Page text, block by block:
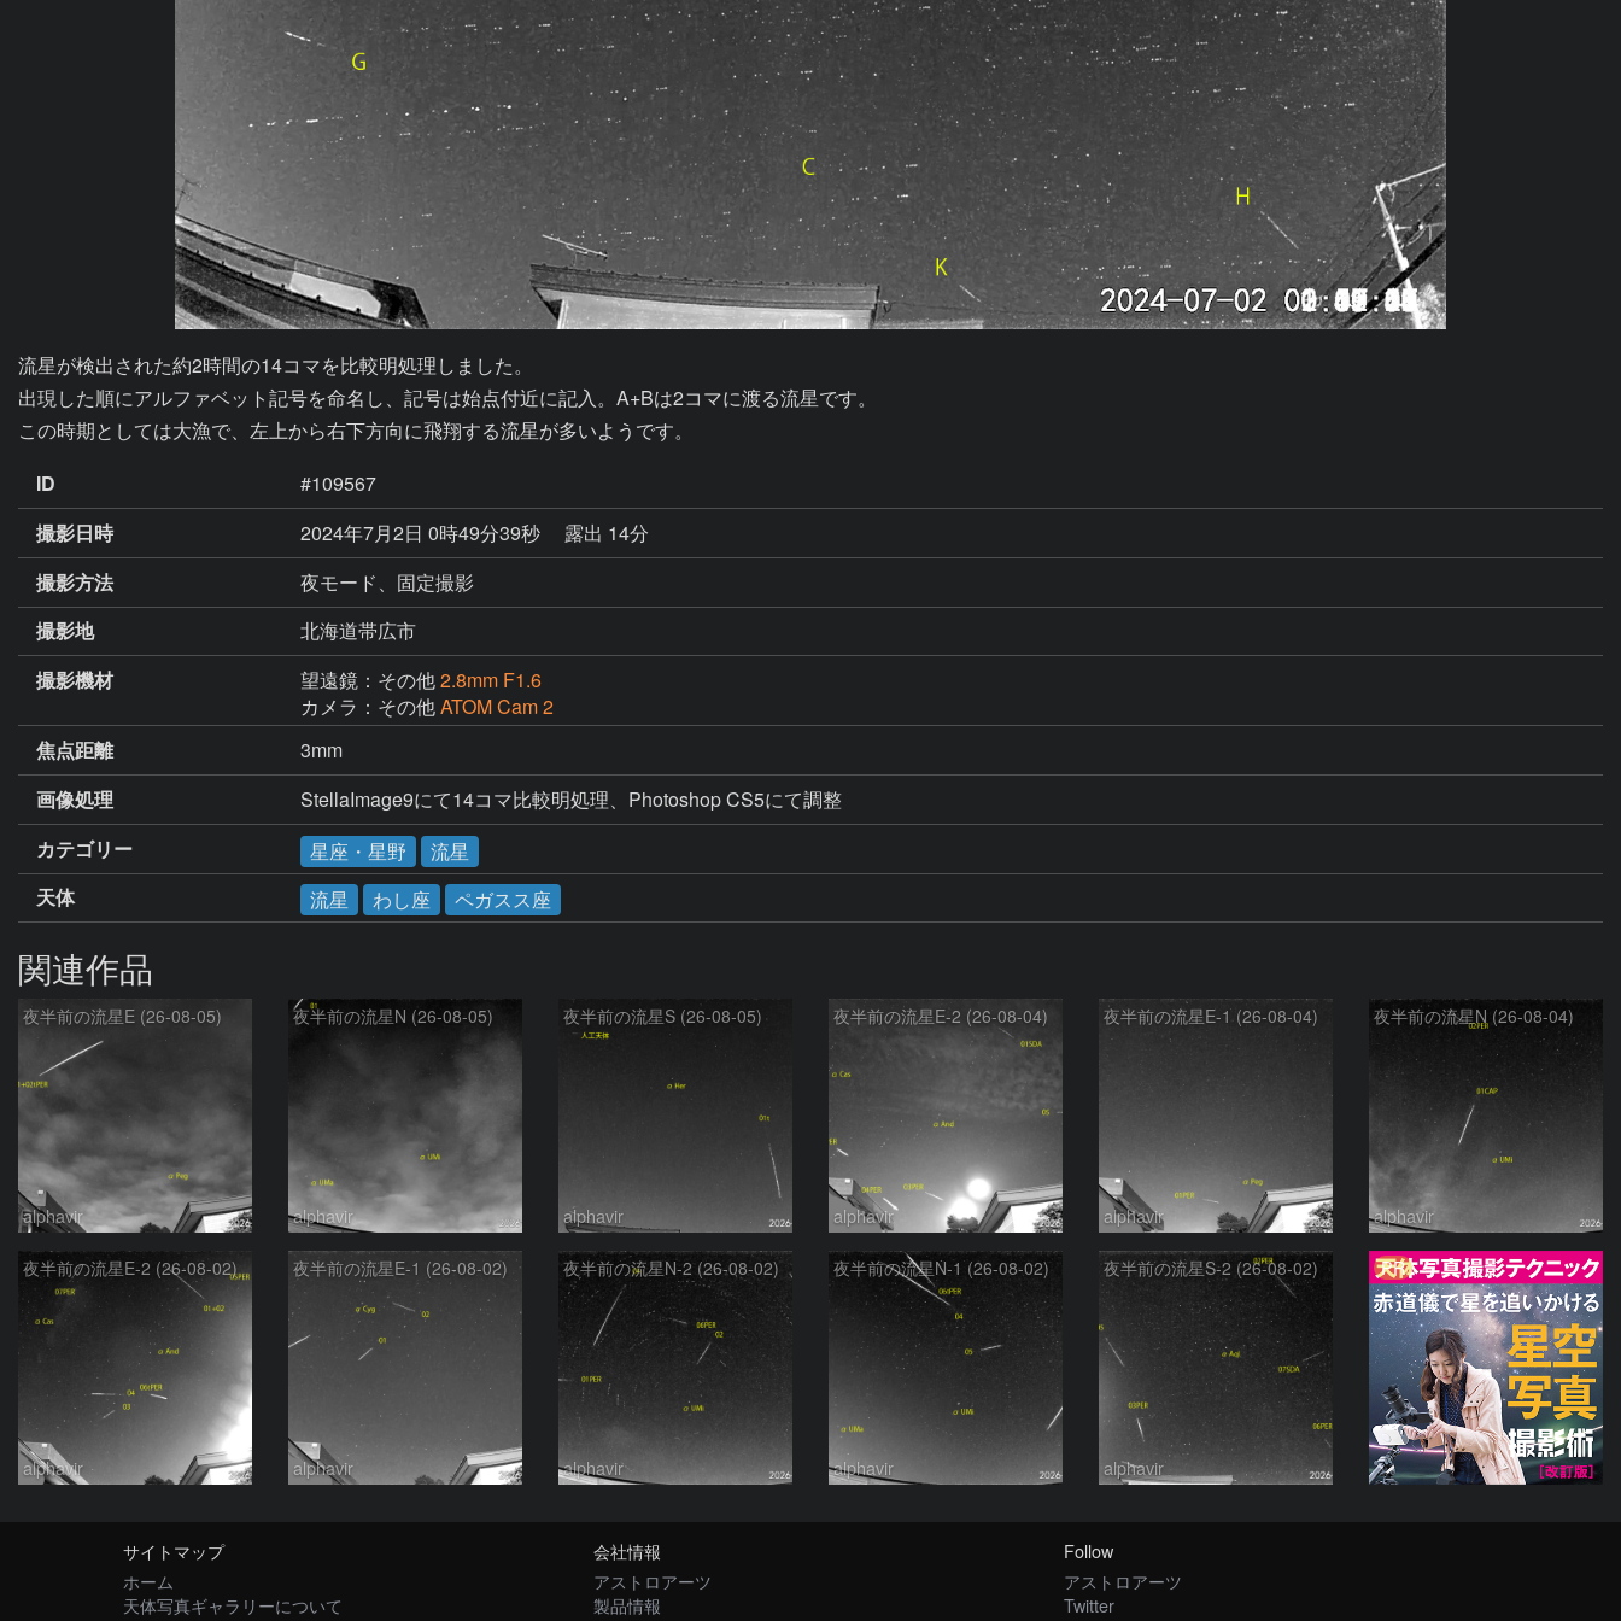
流星が検出された約2時間の14コマを比較明処理しました。
出現した順にアルファベット記号を命名し、記号は始点付近に記入。A+Bは2コマに渡る流星です。
この時期としては大漁で、左上から右下方向に飛翔する流星が多いようです。
ID
#109567
撮影日時
2024年7月2日 0時49分39秒
露出 14分
撮影方法
夜モード、固定撮影
撮影地
北海道帯広市
撮影機材
望遠鏡：その他2.8mm F1.6
カメラ：その他ATOM Cam 2
焦点距離
3mm
画像処理
StellaImage9にて14コマ比較明処理、Photoshop CS5にて調整
カテゴリー
星座・星野
流星
天体
流星 わし座 ペガスス座
関連作品
夜半前の流星E (26-08-05)
alphavir
夜半前の流星N (26-08-05)
alphavir
夜半前の流星S (26-08-05)
alphavir
夜半前の流星E-2 (26-08-04)
alphavir
夜半前の流星E-1 (26-08-04)
alphavir
夜半前の流星N (26-08-04)
alphavir
夜半前の流星E-2 (26-08-02)
alphavir
夜半前の流星E-1 (26-08-02)
alphavir
夜半前の流星N-2 (26-08-02)
alphavir
夜半前の流星N-1 (26-08-02)
alphavir
夜半前の流星S-2 (26-08-02)
alphavir
PR
サイトマップ
ホーム
天体写真ギャラリーについて
会社情報
アストロアーツ
製品情報
Follow
アストロアーツ
Twitter